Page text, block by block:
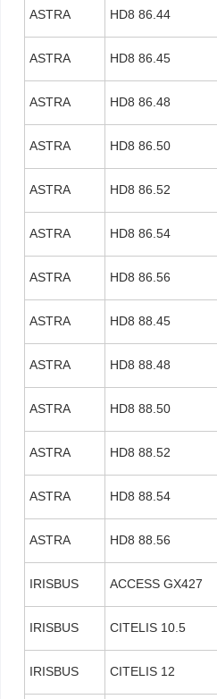
ASTRA HD8 86.44
ASTRA HD8 86.45
ASTRA HD8 86.48
ASTRA HD8 86.50
ASTRA HD8 86.52
ASTRA HD8 86.54
ASTRA HD8 86.56
ASTRA HD8 88.45
ASTRA HD8 88.48
ASTRA HD8 88.50
ASTRA HD8 88.52
ASTRA HD8 88.54
ASTRA HD8 88.56
IRISBUS ACCESS GX427
IRISBUS CITELIS 10.5
IRISBUS CITELIS 12